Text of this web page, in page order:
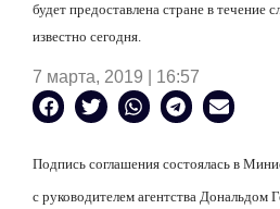
будет предоставлена стране в течение
известно сегодня.
7 марта, 2019 | 16:57
Подпись соглашения состоялась в
с руководителем агентства Дональдом